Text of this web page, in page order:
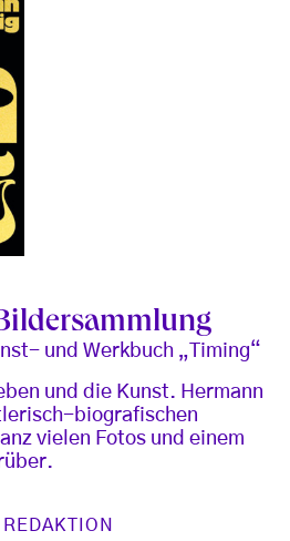
und Werkbuch „Timing“
und die Kunst. Hermann
biografischen
vielen Fotos und einem